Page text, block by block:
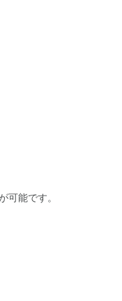
能です。